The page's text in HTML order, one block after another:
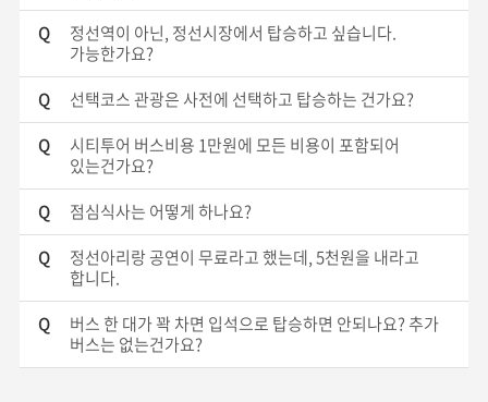
Q
정선역이 아닌, 정선시장에서 탑승하고 싶습니다.
가능한가요?
Q
선택코스 관광은 사전에 선택하고 탑승하는 건가요?
Q
시티투어 버스비용 1만원에 모든 비용이 포함되어
있는건가요?
Q
점심식사는 어떻게 하나요?
Q
정선아리랑 공연이 무료라고 했는데, 5천원을 내라고
합니다.
Q
버스 한 대가 꽉 차면 입석으로 탑승하면 안되나요? 추가
버스는 없는건가요?